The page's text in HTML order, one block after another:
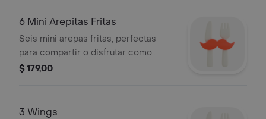
6 Mini Arepitas Fritas
Seis mini arepas fritas, perfectas
para compartir o disfrutar como
snack.
$ 179,00
3 Wings